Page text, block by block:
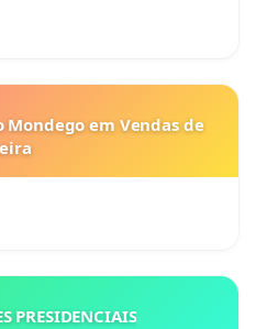
Mondego em Vendas de
PRESIDENCIAIS